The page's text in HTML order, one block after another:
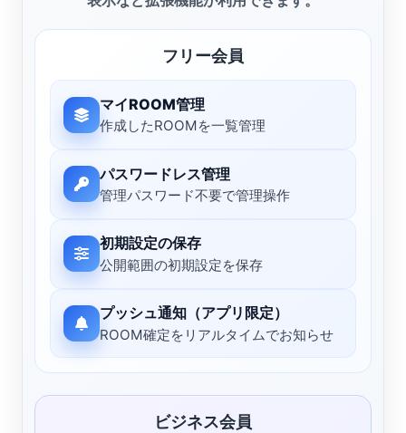
フリー会員
マイROOM管理
作成したROOMを一覧管理
パスワードレス管理
管理パスワード不要で管理操作
初期設定の保存
公開範囲の初期設定を保存
プッシュ通知（アプリ限定）
ROOM確定をリアルタイムでお知らせ
ビジネス会員